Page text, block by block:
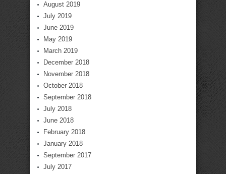
August 2019
July 2019
June 2019
May 2019
March 2019
December 2018
November 2018
October 2018
September 2018
July 2018
June 2018
February 2018
January 2018
September 2017
July 2017